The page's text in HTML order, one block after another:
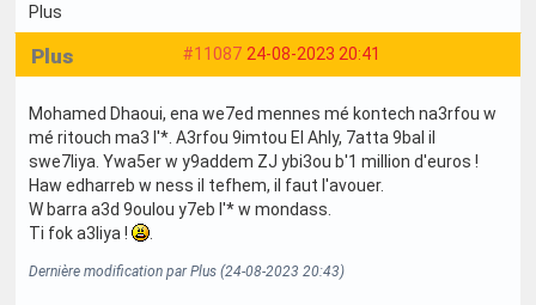
Plus
#11087 24-08-2023 20:41
Plus
Mohamed Dhaoui, ena we7ed mennes mé kontech na3rfou w
mé ritouch ma3 l'*. A3rfou 9imtou El Ahly, 7atta 9bal il
swe7liya. Ywa5er w y9addem ZJ ybi3ou b'1 million d'euros !
Haw edharreb w ness il tefhem, il faut l'avouer.
W barra a3d 9oulou y7eb l'* w mondass.
Ti fok a3liya !
Dernière modification par Plus (24-08-2023 20:43)